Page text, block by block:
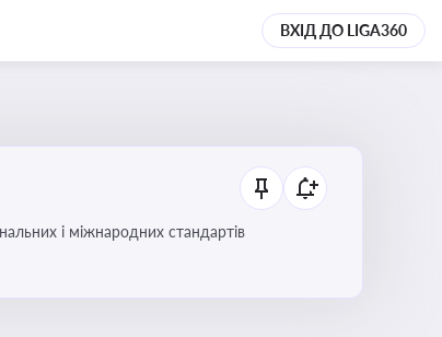
ВХІД ДО LIGA360
і міжнародних стандартів